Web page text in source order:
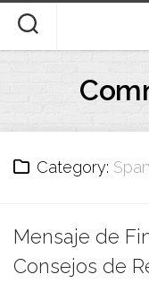
content
Category:
Mensaje de
Consejos de